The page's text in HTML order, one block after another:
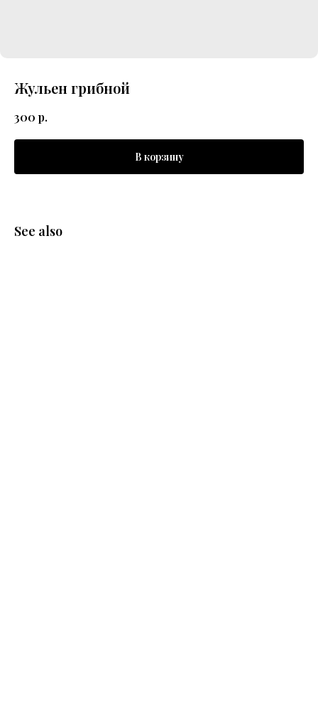
Жульен грибной
300 р.
В корзину
See also